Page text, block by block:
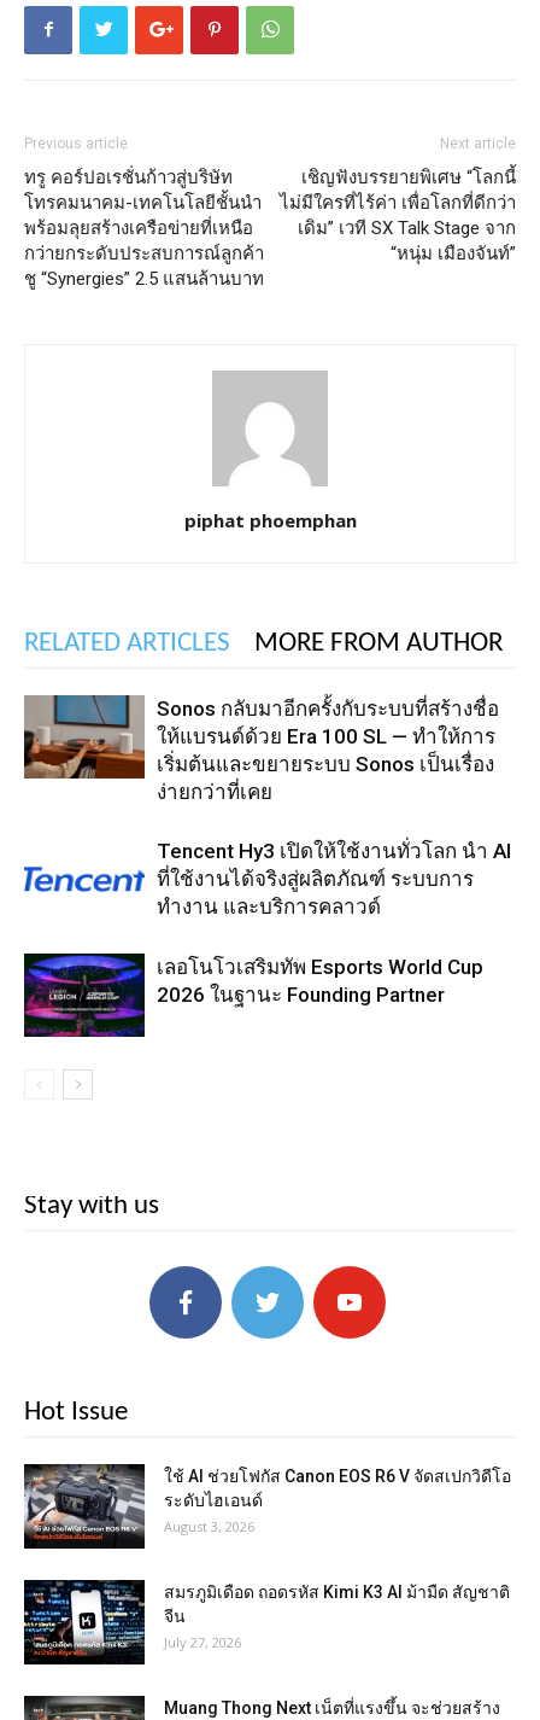
Previous article
ทรู คอร์ปอเรชั่นก้าวสู่บริษัท
โทรคมนาคม-เทคโนโลยีชั้นนำ
พร้อมลุยสร้างเครือข่ายที่เหนือ
กว่ายกระดับประสบการณ์ลูกค้า
ชู “Synergies” 2.5 แสนล้านบาท
Next article
เชิญฟังบรรยายพิเศษ “โลกนี้
ไม่มีใครที่ไร้ค่า เพื่อโลกที่ดีกว่า
เดิม” เวที SX Talk Stage จาก
“หนุ่ม เมืองจันท์”
piphat phoemphan
RELATED ARTICLES MORE FROM AUTHOR
Sonos กลับมาอีกครั้งกับระบบที่สร้างชื่อ
ให้แบรนด์ด้วย Era 100 SL — ทำให้การ
เริ่มต้นและขยายระบบ Sonos เป็นเรื่อง
ง่ายกว่าที่เคย
Tencent Hy3 เปิดให้ใช้งานทั่วโลก นำ AI
ที่ใช้งานได้จริงสู่ผลิตภัณฑ์ ระบบการ
ทำงาน และบริการคลาวด์
เลอโนโวเสริมทัพ Esports World Cup
2026 ในฐานะ Founding Partner
Stay with us
Hot Issue
ใช้ AI ช่วยโฟกัส Canon EOS R6 V จัดสเปกวิดีโอ
ระดับไฮเอนด์
August 3, 2026
สมรภูมิเดือด ถอดรหัส Kimi K3 AI ม้ามืด สัญชาติ
จีน
July 27, 2026
Muang Thong Next เน็ตที่แรงขึ้น จะช่วยสร้าง